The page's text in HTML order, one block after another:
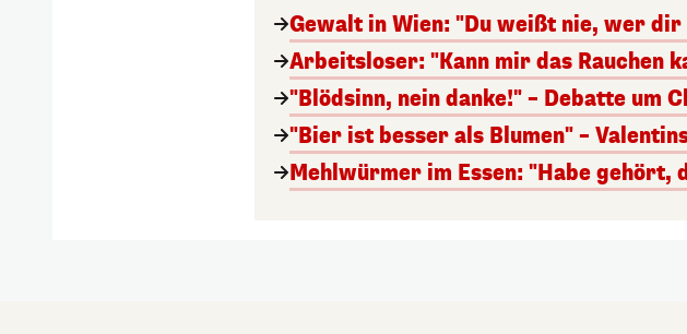
Gewalt in Wien: "Du weißt nie, wer dir
Arbeitsloser: "Kann mir das Rauchen
"Blödsinn, nein danke!" – Debatte um
"Bier ist besser als Blumen" –
Mehlwürmer im Essen: "Habe gehört,